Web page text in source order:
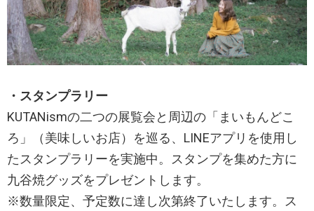
・スタンプラリー
KUTANismの二つの展覧会と周辺の「まいもんどこ
ろ」（美味しいお店）を巡る、LINEアプリを使用し
たスタンプラリーを実施中。スタンプを集めた方に
九谷焼グッズをプレゼントします。
※数量限定、予定数に達し次第終了いたします。ス